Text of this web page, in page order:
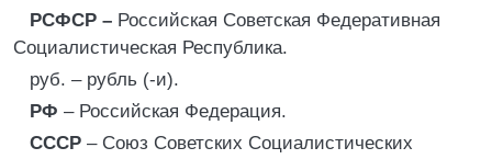
РСФСР – Российская Советская Федеративная
Социалистическая Республика.
руб. – рубль (-и).
РФ – Российская Федерация.
СССР – Союз Советских Социалистических